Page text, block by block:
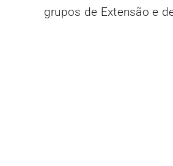
grupos de Extensão e